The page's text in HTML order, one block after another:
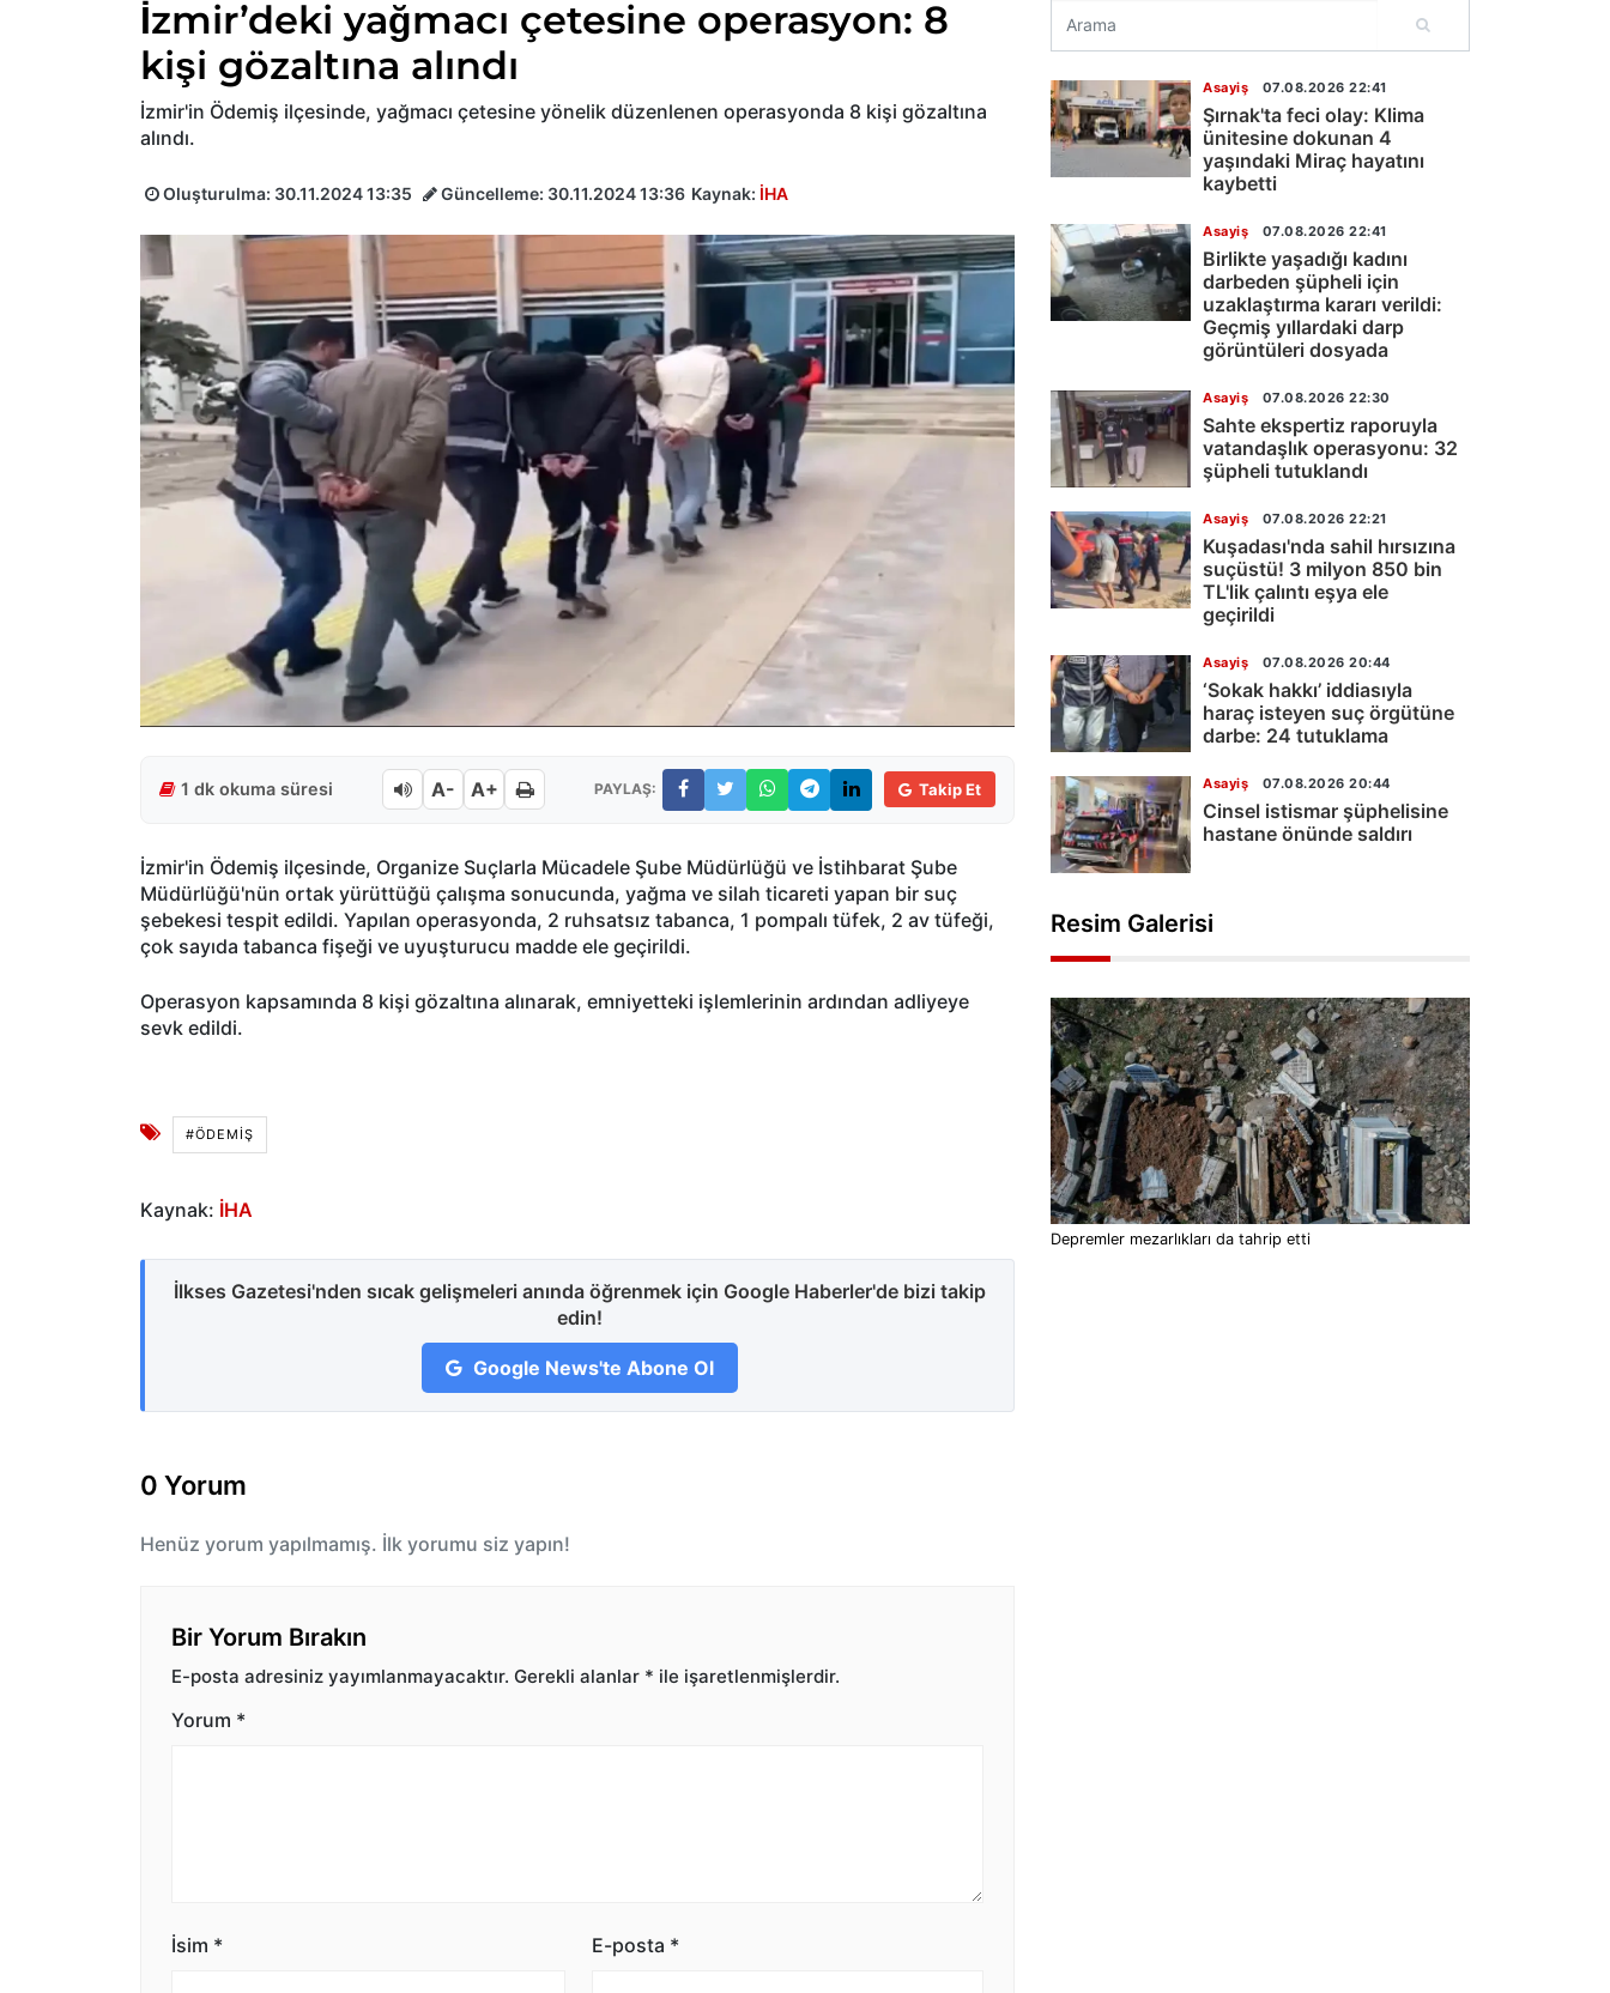
İzmir’deki yağmacı çetesine operasyon: 8
kişi gözaltına alındı
İzmir'in Ödemiş ilçesinde, yağmacı çetesine yönelik düzenlenen operasyonda 8 kişi gözaltına
alındı.
Oluşturulma: 30.11.2024 13:35 Güncelleme: 30.11.2024 13:36 Kaynak: İHA
1 dk okuma süresi A- A+ PAYLAŞ: Takip Et
İzmir'in Ödemiş ilçesinde, Organize Suçlarla Mücadele Şube Müdürlüğü ve İstihbarat Şube
Müdürlüğü'nün ortak yürüttüğü çalışma sonucunda, yağma ve silah ticareti yapan bir suç
şebekesi tespit edildi. Yapılan operasyonda, 2 ruhsatsız tabanca, 1 pompalı tüfek, 2 av tüfeği,
çok sayıda tabanca fişeği ve uyuşturucu madde ele geçirildi.
Operasyon kapsamında 8 kişi gözaltına alınarak, emniyetteki işlemlerinin ardından adliyeye
sevk edildi.
#ÖDEMIŞ
Kaynak: İHA
İlkses Gazetesi'nden sıcak gelişmeleri anında öğrenmek için Google Haberler'de bizi takip
edin!
Google News'te Abone Ol
0 Yorum
Henüz yorum yapılmamış. İlk yorumu siz yapın!
Bir Yorum Bırakın
E-posta adresiniz yayımlanmayacaktır. Gerekli alanlar * ile işaretlenmişlerdir.
Yorum *
İsim * E-posta *
Asayiş 07.08.2026 22:41
Şırnak'ta feci olay: Klima
ünitesine dokunan 4
yaşındaki Miraç hayatını
kaybetti
Asayiş 07.08.2026 22:41
Birlikte yaşadığı kadını
darbeden şüpheli için
uzaklaştırma kararı verildi:
Geçmiş yıllardaki darp
görüntüleri dosyada
Asayiş 07.08.2026 22:30
Sahte ekspertiz raporuyla
vatandaşlık operasyonu: 32
şüpheli tutuklandı
Asayiş 07.08.2026 22:21
Kuşadası'nda sahil hırsızına
suçüstü! 3 milyon 850 bin
TL'lik çalıntı eşya ele
geçirildi
Asayiş 07.08.2026 20:44
‘Sokak hakkı’ iddiasıyla
haraç isteyen suç örgütüne
darbe: 24 tutuklama
Asayiş 07.08.2026 20:44
Cinsel istismar şüphelisine
hastane önünde saldırı
Resim Galerisi
Depremler mezarlıkları da tahrip etti